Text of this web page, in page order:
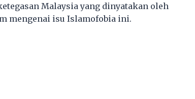
Malaysia yang dinyatakan oleh
mengenai isu Islamofobia ini.